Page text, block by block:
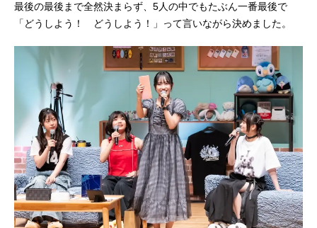
最後の最後まで全然決まらず、5人の中でもたぶん一番最後で
「どうしよう！ どうしよう！」って言いながら決めました。